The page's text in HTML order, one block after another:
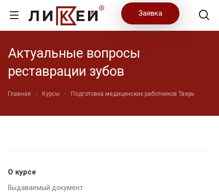
Заявка
Актуальные вопросы
реставрации зубов
Главная Курсы Подготовка медицинских работников Тверь
О курсе
Выдаваемый документ